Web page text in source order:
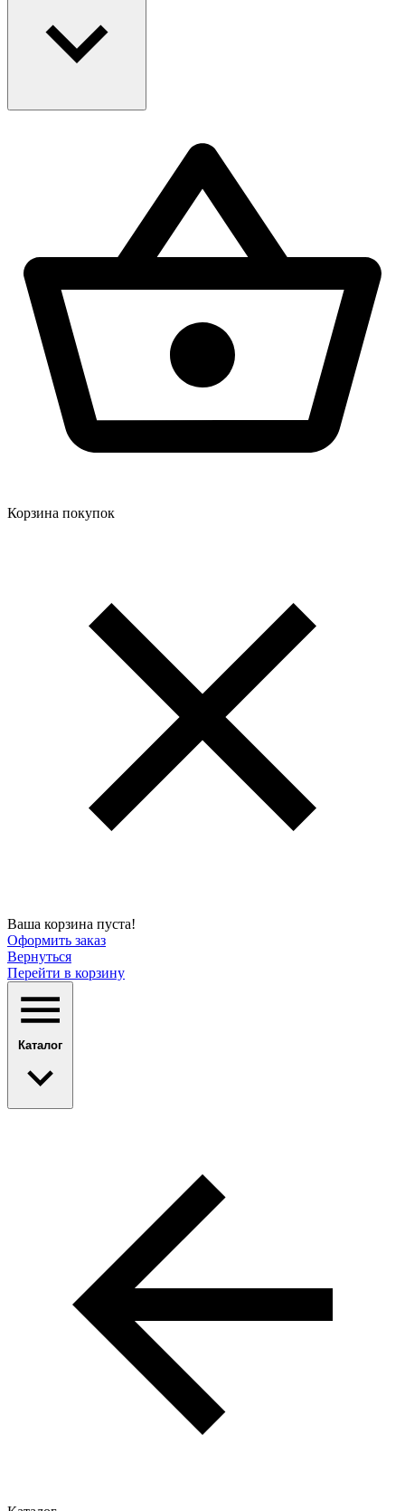
Корзина покупок
Ваша корзина пуста!
Оформить заказ
Вернуться
Перейти в корзину
Каталог